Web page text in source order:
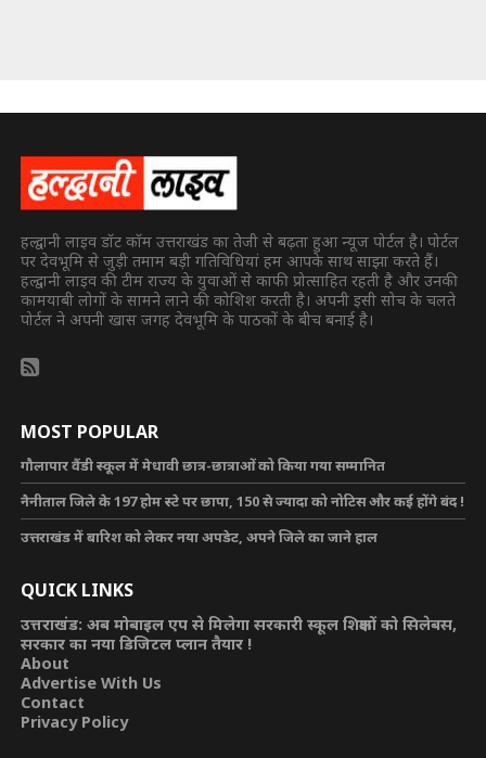
हल्द्वानी लाइव डॉट कॉम उत्तराखंड का तेजी से बढ़ता हुआ न्यूज पोर्टल है। पोर्टल
पर देवभूमि से जुड़ी तमाम बड़ी गतिविधियां हम आपके साथ साझा करते हैं।
हल्द्वानी लाइव की टीम राज्य के युवाओं से काफी प्रोत्साहित रहती है और उनकी
कामयाबी लोगों के सामने लाने की कोशिश करती है। अपनी इसी सोच के चलते
पोर्टल ने अपनी खास जगह देवभूमि के पाठकों के बीच बनाई है।
MOST POPULAR
गौलापार वैंडी स्कूल में मेधावी छात्र-छात्राओं को किया गया सम्मानित
नैनीताल जिले के 197 होम स्टे पर छापा, 150 से ज्यादा को नोटिस और कई होंगे बंद !
उत्तराखंड में बारिश को लेकर नया अपडेट, अपने जिले का जाने हाल
QUICK LINKS
उत्तराखंड: अब मोबाइल एप से मिलेगा सरकारी स्कूल शिक्षकों को सिलेबस,
सरकार का नया डिजिटल प्लान तैयार !
About
Advertise With Us
Contact
Privacy Policy